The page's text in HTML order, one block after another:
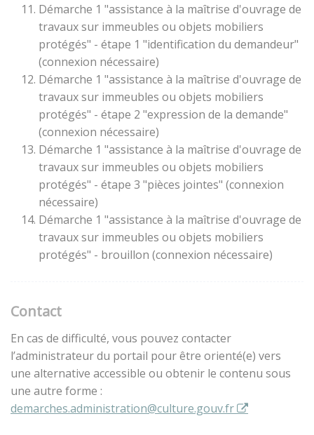
Démarche 1 "assistance à la maîtrise d'ouvrage de
travaux sur immeubles ou objets mobiliers
protégés" - étape 1 "identification du demandeur"
(connexion nécessaire)
Démarche 1 "assistance à la maîtrise d'ouvrage de
travaux sur immeubles ou objets mobiliers
protégés" - étape 2 "expression de la demande"
(connexion nécessaire)
Démarche 1 "assistance à la maîtrise d'ouvrage de
travaux sur immeubles ou objets mobiliers
protégés" - étape 3 "pièces jointes" (connexion
nécessaire)
Démarche 1 "assistance à la maîtrise d'ouvrage de
travaux sur immeubles ou objets mobiliers
protégés" - brouillon (connexion nécessaire)
Contact
En cas de difficulté, vous pouvez contacter
l’administrateur du portail pour être orienté(e) vers
une alternative accessible ou obtenir le contenu sous
une autre forme :
demarches.administration@culture.gouv.fr